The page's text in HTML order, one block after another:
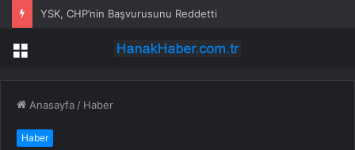
YSK, CHP’nin Başvurusunu Reddetti
Menü
Anasayfa / Haber
Haber